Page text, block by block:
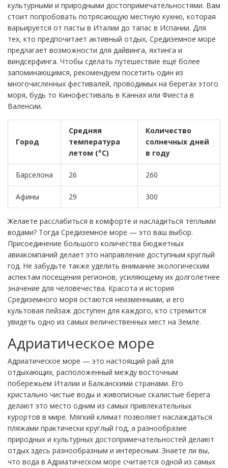
культурными и природными достопримечательностями. Вам
стоит попробовать потрясающую местную кухню, которая
варьируется от пасты в Италии до тапас в Испании. Для
тех, кто предпочитает активный отдых, Средиземное море
предлагает возможности для дайвинга, яхтинга и
виндсерфинга. Чтобы сделать путешествие ещё более
запоминающимся, рекомендуем посетить один из
многочисленных фестивалей, проводимых на берегах этого
моря, будь то Кинофестиваль в Каннах или Фиеста в
Валенсии.
Город
Средняя
температура
летом (°C)
Количество
солнечных дней
в году
Барселона 26 260
Афины 29 300
Желаете расслабиться в комфорте и насладиться тёплыми
водами? Тогда Средиземное море — это ваш выбор.
Присоединение большого количества бюджетных
авиакомпаний делает это направление доступным круглый
год. Не забудьте также уделить внимание экологическим
аспектам посещения регионов, усиляющему их долголетнее
значение для человечества. Красота и история
Средиземного моря остаются неизменными, и его
культовая пейзаж доступен для каждого, кто стремится
увидеть одно из самых величественных мест на Земле.
Адриатическое море
Адриатическое море — это настоящий рай для
отдыхающих, расположенный между восточным
побережьем Италии и Балканскими странами. Его
кристально чистые воды и живописные скалистые берега
делают это место одним из самых привлекательных
курортов в мире. Мягкий климат позволяет наслаждаться
пляжами практически круглый год, а разнообразие
природных и культурных достопримечательностей делают
отдых здесь разнообразным и интересным. Знаете ли вы,
что вода в Адриатическом море считается одной из самых